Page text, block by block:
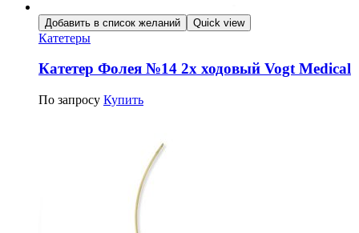
Добавить в список желаний Quick view
Катетеры
Катетер Фолея №14 2х ходовый Vogt Medical
По запросу Купить